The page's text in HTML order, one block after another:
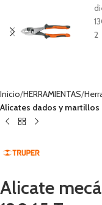
Inicio HERRAMIENTAS
Alicates dados y martillos
Alicate